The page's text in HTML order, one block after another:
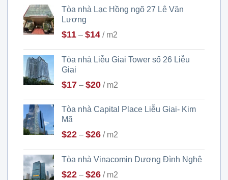
Tòa nhà Lạc Hồng ngõ 27 Lê Văn
Lương
$11 – $14 / m2
Tòa nhà Liễu Giai Tower số 26 Liễu
Giai
$17 – $20 / m2
Tòa nhà Capital Place Liễu Giai- Kim
Mã
$22 – $26 / m2
Tòa nhà Vinacomin Dương Đình Nghệ
$22 – $26 / m2